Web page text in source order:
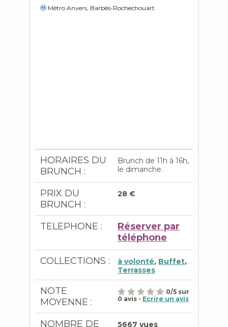
Métro Anvers, Barbès-Rochechouart
HORAIRES DU
BRUNCH :
Brunch de 11h à 16h,
le dimanche.
PRIX DU
BRUNCH :
28 €
TELEPHONE :
Réserver par
téléphone
COLLECTIONS : à volonté, Buffet,
Terrasses
NOTE
MOYENNE :
0/5 sur
0 avis - Ecrire un avis
NOMBRE DE
5667 vues